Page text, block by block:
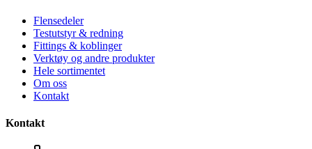
Flensedeler
Testutstyr & redning
Fittings & koblinger
Verktøy og andre produkter
Hele sortimentet
Om oss
Kontakt
Kontakt